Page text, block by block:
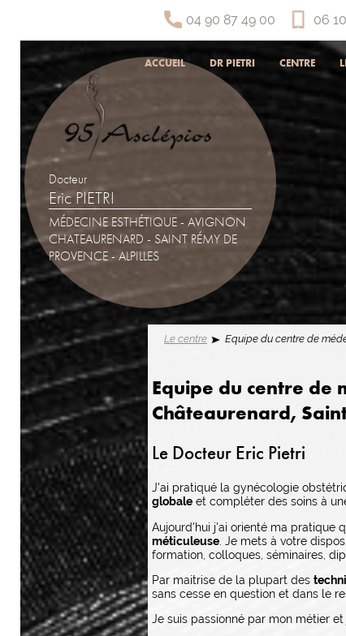
04 90 87 49 00 06
ACCUEIL DR PIETRI CENTRE
Docteur
Eric PIETRI
MÉDECINE ESTHÉTIQUE - AVIGNON
CHATEAURENARD - SAINT RÉMY DE
PROVENCE - ALPILLES
Le centre Equipe du centre de
Equipe du centre de
Châteaurenard,
Le Docteur Eric Pietri
J'ai pratiqué la gynécologie
globale et compléter des soins à
Aujourd'hui j'ai orienté ma pratique
méticuleuse . Je mets à votre
formation, colloques, séminaires,
Par maitrise de la plupart des
sans cesse en question et dans le
Je suis passionné par mon métier